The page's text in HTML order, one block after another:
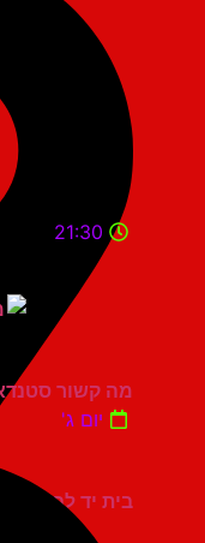
בית יד לבנים אשדוד
21:30
מה קשור סטנדאפ
יום ג'